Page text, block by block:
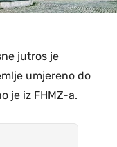
jutros je
umjereno do
je iz FHMZ-a.